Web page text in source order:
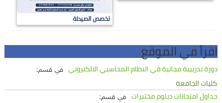
تخصص الصيدلة
اقرأ في الموقع
دورة تدريبية مجانية في النظام المحاسبي الالكتروني في قسم:
كليات الجامعة
جداول امتحانات دبلوم مختبرات
في قسم: